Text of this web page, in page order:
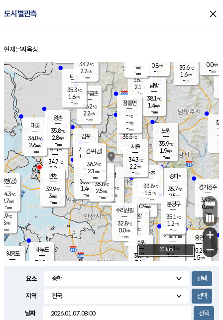
도시별관측 close
홈
현재날씨 육상
의도
℃
m/s
mm
영흥도
양주
36.3℃
2.1
-mm
과천
33.9℃
0.9m/s
- mm
용인
35.2℃
1.5m/s
경기광주
33.2℃
0.6m/s
-mm
1.9m/s
대부도
34.0
경서동
34.7℃
2.9m/s
-mm
파주금촌
36.2℃
2.2m/s
-mm
35.6℃
1.6m/s
-mm
대곶
34.8℃
2.6m/s
-mm
창
-
-m/
-
탄현
35.3℃
1.6m/s
-mm
0.0m/s
-mm
의왕
- ℃
m/s
mm
김포
35.9℃
0.6 m/s
mm
광명
34.9 ℃
1.4 m/s
-mm
부천
35.6℃
1.4m/s
-mm
양촌
35.8℃
2.8m/s
-mm
구로
35.8℃
2.5m/s
-mm
은평
35.5℃
2.5 m/s
- mm
노원
35.9℃
1.9m/s
-mm
송파*
35.7℃
2.5m/s
-mm
서초
33.8℃
1.5m/s
-mm
남방
38.1℃
1.4m/s
-mm
기흥구갈
34.1℃
1.3m/s
-
수리산길
32.8℃
0.0m/s
-mm
분당구
35.1℃
1.2m/s
-mm
장흥면
-℃
-m/s
-mm
-m/s
-mm
인천(공)
34.3℃
2.7m/s
-mm
김포(공)
36.2℃
2.1 m/s
-mm
수원
33.7℃
3.2 m/s
인천
32.9℃
3m/s
-mm
서울
34.3℃
2.2m/s
-mm
34.2℃
2.2m/s
-mm
0.8m/s
-mm
+
−
20 km
요소
지역
날짜